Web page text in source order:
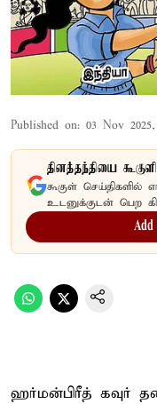
Published on: 03 Nov
தினத்தந்தியை
கூகுள் செய்திகளில்
உடனுக்குடன் பெற
ஹர்மன்பிரீத் கவுர்